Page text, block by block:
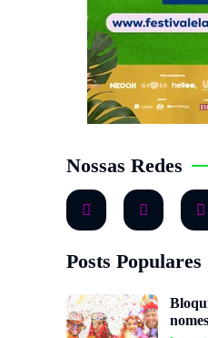
Nossas Redes
Posts Populares